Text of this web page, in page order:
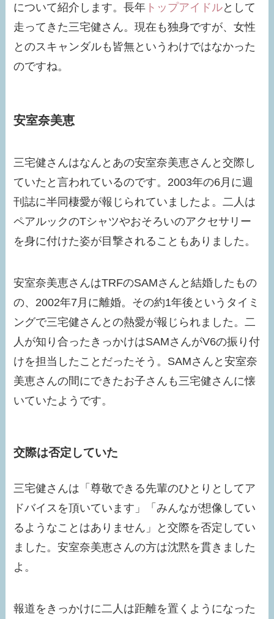
について紹介します。長年 トップアイドルとして
走ってきた三宅健さん。現在も独身ですが、女性
とのスキャンダルも皆無というわけではなかった
のですね。
安室奈美恵
三宅健さんはなんとあの安室奈美恵さんと交際し
ていたと言われているのです。2003年の6月に週
刊誌に半同棲愛が報じられていましたよ。二人は
ペアルックのTシャツやおそろいのアクセサリー
を身に付けた姿が目撃されることもありました。
安室奈美恵さんはTRFのSAMさんと結婚したもの
の、2002年7月に離婚。その約1年後というタイミ
ングで三宅健さんとの熱愛が報じられました。二
人が知り合ったきっかけはSAMさんがV6の振り付
けを担当したことだったそう。SAMさんと安室奈
美恵さんの間にできたお子さんも三宅健さんに懐
いていたようです。
交際は否定していた
三宅健さんは「尊敬できる先輩のひとりとしてア
ドバイスを頂いています」「みんなが想像してい
るようなことはありません」と交際を否定してい
ました。安室奈美恵さんの方は沈黙を貫きました
よ。
報道をきっかけに二人は距離を置くようになった